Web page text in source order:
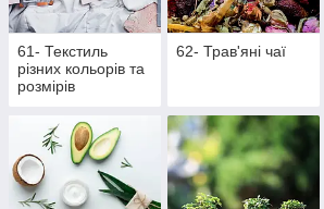
61- Текстиль
різних кольорів та
розмірів
62- Трав'яні чаї